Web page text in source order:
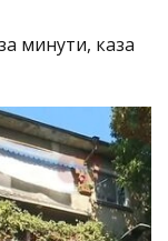
минути, каза